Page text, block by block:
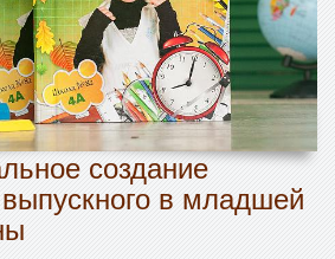
создание
в младшей